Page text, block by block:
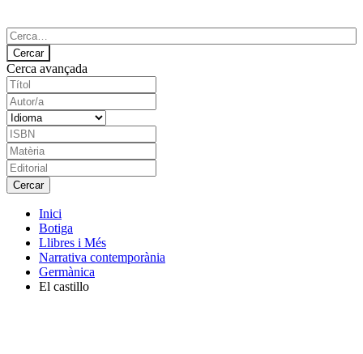
Cerca avançada
Inici
Botiga
Llibres i Més
Narrativa contemporània
Germànica
El castillo